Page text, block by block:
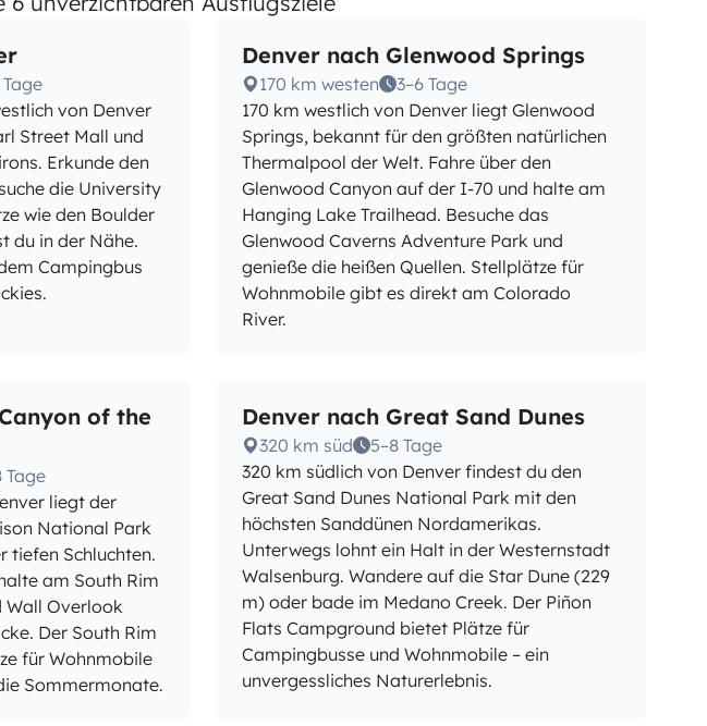
von Denver
Street Mall und
Erkunde den
die University
wie den Boulder
du in der Nähe.
Campingbus
Denver nach Glenwood Springs
170 km westen
3–6 Tage
170 km westlich von Denver liegt Glenwood
Springs, bekannt für den größten natürlichen
Thermalpool der Welt. Fahre über den
Glenwood Canyon auf der I-70 und halte am
Hanging Lake Trailhead. Besuche das
Glenwood Caverns Adventure Park und
genieße die heißen Quellen. Stellplätze für
Wohnmobile gibt es direkt am Colorado
River.
of the
Tage
liegt der
National Park
tiefen Schluchten.
am South Rim
Wall Overlook
Der South Rim
für Wohnmobile
Sommermonate.
Denver nach Great Sand Dunes
320 km süd
5–8 Tage
320 km südlich von Denver findest du den
Great Sand Dunes National Park mit den
höchsten Sanddünen Nordamerikas.
Unterwegs lohnt ein Halt in der Westernstadt
Walsenburg. Wandere auf die Star Dune (229
m) oder bade im Medano Creek. Der Piñon
Flats Campground bietet Plätze für
Campingbusse und Wohnmobile – ein
unvergessliches Naturerlebnis.